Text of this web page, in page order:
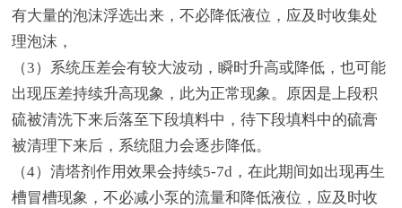
有大量的泡沫浮选出来，不必降低液位，应及时收集处
理泡沫，
（3）系统压差会有较大波动，瞬时升高或降低，也可能
出现压差持续升高现象，此为正常现象。原因是上段积
硫被清洗下来后落至下段填料中，待下段填料中的硫膏
被清理下来后，系统阻力会逐步降低。
（4）清塔剂作用效果会持续5-7d，在此期间如出现再生
槽冒槽现象，不必减小泵的流量和降低液位，应及时收